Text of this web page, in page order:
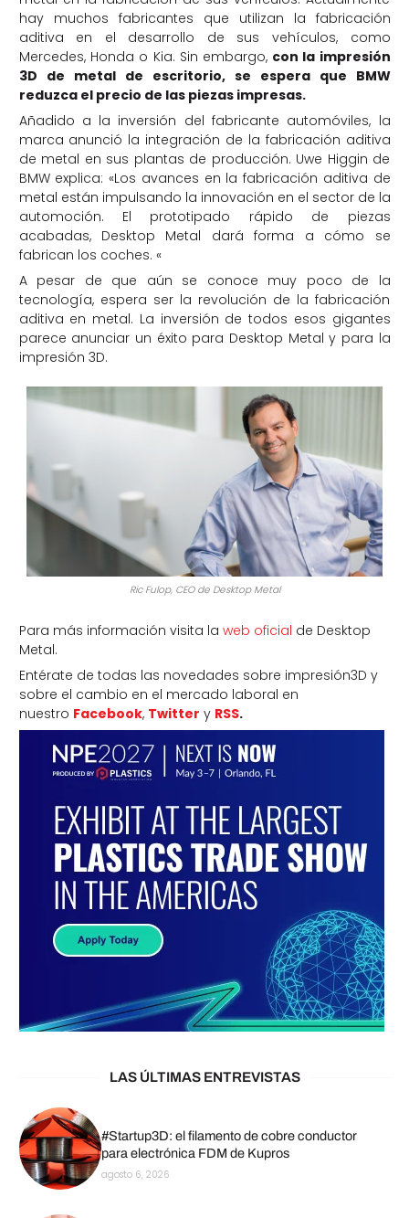
hay muchos fabricantes que utilizan la fabricación
aditiva en el desarrollo de sus vehículos, como
Mercedes, Honda o Kia. Sin embargo, con la impresión
3D de metal de escritorio, se espera que BMW
reduzca el precio de las piezas impresas.
Añadido a la inversión del fabricante automóviles, la
marca anunció la integración de la fabricación aditiva
de metal en sus plantas de producción. Uwe Higgin de
BMW explica: «Los avances en la fabricación aditiva de
metal están impulsando la innovación en el sector de la
automoción. El prototipado rápido de piezas
acabadas, Desktop Metal dará forma a cómo se
fabrican los coches. «
A pesar de que aún se conoce muy poco de la
tecnología, espera ser la revolución de la fabricación
aditiva en metal. La inversión de todos esos gigantes
parece anunciar un éxito para Desktop Metal y para la
impresión 3D.
Ric Fulop, CEO de Desktop Metal
Para más información visita la web oficial de Desktop
Metal.
Entérate de todas las novedades sobre impresión3D y
sobre el cambio en el mercado laboral en
nuestro Facebook, Twitter y RSS.
LAS ÚLTIMAS ENTREVISTAS
#Startup3D: el filamento de cobre conductor
para electrónica FDM de Kupros
agosto 6, 2026